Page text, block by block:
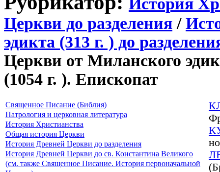
История
Церкви до разделения /
эдикта (313 г. ) до
Церкви от Миланского
(1054 г. ). Епископат
Священное Писание (Библия)
Патрология и церковная литература
История Христианства
Общая история Церкви
История Древней Церкви до разделения
История Древней Церкви до св. Константина Великого
(см. также Священное Писание. История первоначальной